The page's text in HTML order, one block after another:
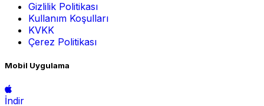
Gizlilik Politikası
Kullanım Koşulları
KVKK
Çerez Politikası
Mobil Uygulama
İndir